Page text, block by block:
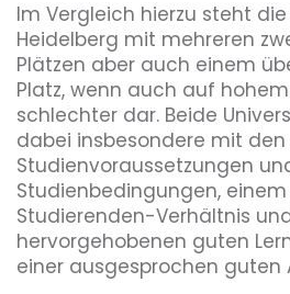
Im Vergleich hierzu steht
Heidelberg mit mehreren
Plätzen aber auch einem
Platz, wenn auch auf
schlechter dar. Beide
dabei insbesondere mit
Studienvoraussetzungen
Studienbedingungen,
Studierenden-Verhältnis
hervorgehobenen guten
einer ausgesprochen guten